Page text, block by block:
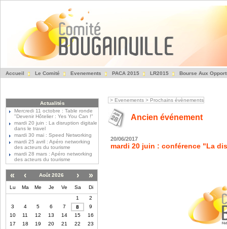
Accueil Le Comité Evenements PACA 2015 LR2015 Bourse Aux
Actualités
Mercredi 11 octobre : Table ronde
"Devenir Hôtelier : Yes You Can !"
mardi 20 juin : La disruption digitale
dans le travel
mardi 30 mai : Speed Networking
mardi 25 avril : Apéro networking
des acteurs du tourisme
mardi 28 mars : Apéro networking
des acteurs du tourisme
« ‹ Août 2026 › »
Lu Ma Me Je Ve Sa
Di
1
2
3
4 5 6 7 8
9
10
11 12 13 14 15
16
17
18 19 20 21 22
23
> Evenements > Prochains évènements
Ancien événement
20/06/2017
mardi 20 juin : conférence "La